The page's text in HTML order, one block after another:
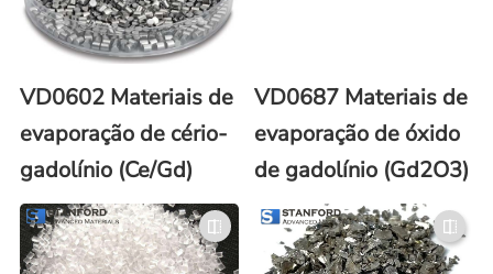
VD0602 Materiais de
evaporação de cério-
gadolínio (Ce/Gd)
VD0687 Materiais de
evaporação de óxido
de gadolínio (Gd2O3)